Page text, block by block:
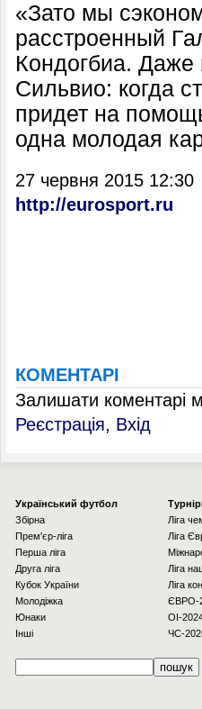
«Зато мы
расстроенный
Кондогбиа. Даже
Сильвио: когда
придет на
одна молодая
27 червня 2015 12:30
http://eurosport.ru
КОМЕНТАРІ
Залишати коментарі
Реєстрація, Вхід
Українcький футбол
Збірна
Прем'єр-ліга
Перша ліга
Друга ліга
Кубок України
Молодіжка
Юнаки
Інші
Ліга
Ліга
Ліга
Ліга
ЄВРО-
OI-
ЧС-